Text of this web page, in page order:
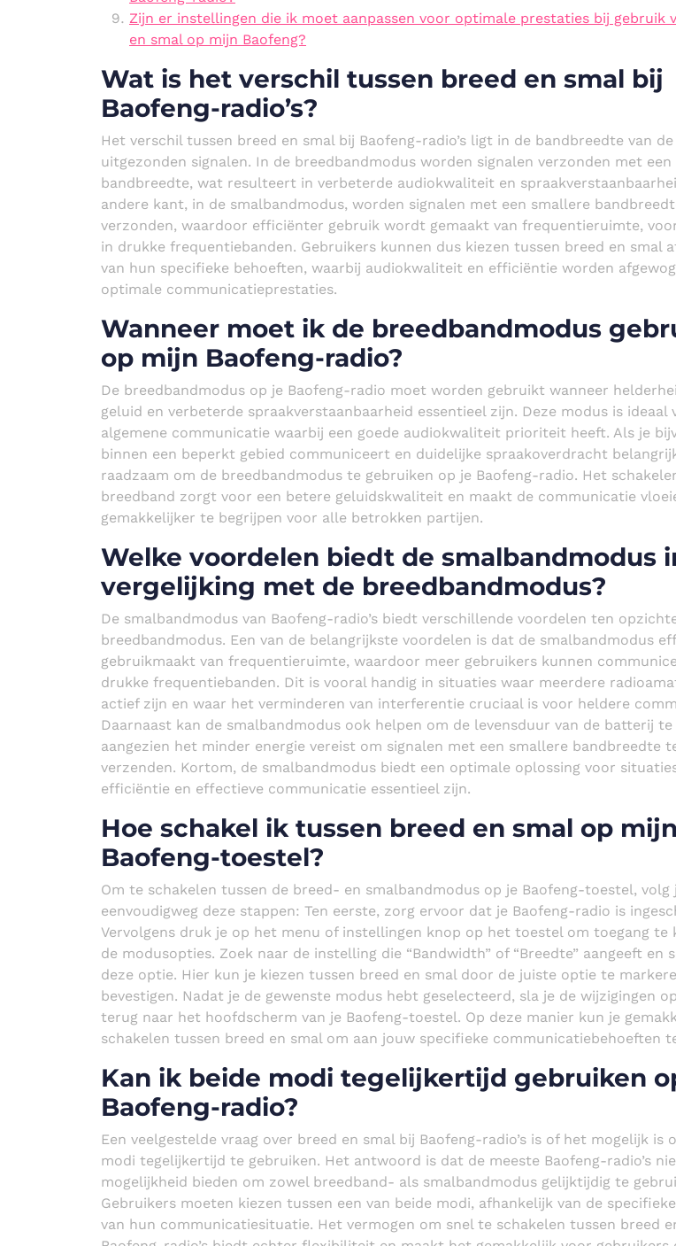
Zijn er instellingen die ik moet aanpassen voor optimale prestaties bij gebruik
en smal op mijn Baofeng?
Wat is het verschil tussen breed en smal bij
Baofeng-radio’s?
Het verschil tussen breed en smal bij Baofeng-radio’s ligt in de bandbreedte van de
uitgezonden signalen. In de breedbandmodus worden signalen verzonden met een
bandbreedte, wat resulteert in verbeterde audiokwaliteit en
andere kant, in de smalbandmodus, worden signalen met een smallere
verzonden, waardoor efficiënter gebruik wordt gemaakt van frequentieruimte,
in drukke frequentiebanden. Gebruikers kunnen dus kiezen tussen breed en smal
van hun specifieke behoeften, waarbij audiokwaliteit en efficiëntie worden
optimale communicatieprestaties.
Wanneer moet ik de breedbandmodus
op mijn Baofeng-radio?
De breedbandmodus op je Baofeng-radio moet worden gebruikt wanneer
geluid en verbeterde spraakverstaanbaarheid essentieel zijn. Deze modus is ideaal
algemene communicatie waarbij een goede audiokwaliteit prioriteit heeft. Als je
binnen een beperkt gebied communiceert en duidelijke spraakoverdracht
raadzaam om de breedbandmodus te gebruiken op je Baofeng-radio. Het
breedband zorgt voor een betere geluidskwaliteit en maakt de communicatie
gemakkelijker te begrijpen voor alle betrokken partijen.
Welke voordelen biedt de smalbandmodus
vergelijking met de breedbandmodus?
De smalbandmodus van Baofeng-radio’s biedt verschillende voordelen ten
breedbandmodus. Een van de belangrijkste voordelen is dat de smalbandmodus
gebruikmaakt van frequentieruimte, waardoor meer gebruikers kunnen
drukke frequentiebanden. Dit is vooral handig in situaties waar meerdere
actief zijn en waar het verminderen van interferentie cruciaal is voor heldere
Daarnaast kan de smalbandmodus ook helpen om de levensduur van de batterij te
aangezien het minder energie vereist om signalen met een smallere bandbreedte
verzenden. Kortom, de smalbandmodus biedt een optimale oplossing voor
efficiëntie en effectieve communicatie essentieel zijn.
Hoe schakel ik tussen breed en smal op mijn
Baofeng-toestel?
Om te schakelen tussen de breed- en smalbandmodus op je Baofeng-toestel, volg
eenvoudigweg deze stappen: Ten eerste, zorg ervoor dat je Baofeng-radio is
Vervolgens druk je op het menu of instellingen knop op het toestel om toegang te
de modusopties. Zoek naar de instelling die “Bandwidth” of “Breedte” aangeeft en
deze optie. Hier kun je kiezen tussen breed en smal door de juiste optie te
bevestigen. Nadat je de gewenste modus hebt geselecteerd, sla je de wijzigingen
terug naar het hoofdscherm van je Baofeng-toestel. Op deze manier kun je
schakelen tussen breed en smal om aan jouw specifieke communicatiebehoeften
Kan ik beide modi tegelijkertijd gebruiken
Baofeng-radio?
Een veelgestelde vraag over breed en smal bij Baofeng-radio’s is of het mogelijk is
modi tegelijkertijd te gebruiken. Het antwoord is dat de meeste Baofeng-radio’s
mogelijkheid bieden om zowel breedband- als smalbandmodus gelijktijdig te
Gebruikers moeten kiezen tussen een van beide modi, afhankelijk van de
van hun communicatiesituatie. Het vermogen om snel te schakelen tussen breed